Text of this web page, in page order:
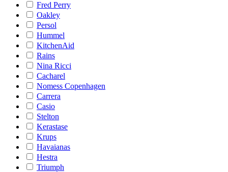
Fred Perry
Oakley
Persol
Hummel
KitchenAid
Rains
Nina Ricci
Cacharel
Nomess Copenhagen
Carrera
Casio
Stelton
Kerastase
Krups
Havaianas
Hestra
Triumph